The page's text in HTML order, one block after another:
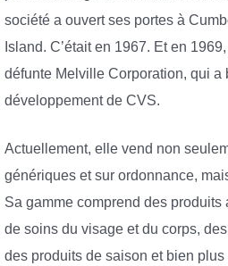
société a ouvert ses portes à
Island. C’était en 1967. Et en
défunte Melville Corporation, qui
développement de CVS.
Actuellement, elle vend non
génériques et sur ordonnance,
Sa gamme comprend des
de soins du visage et du corps,
des produits de saison et bien